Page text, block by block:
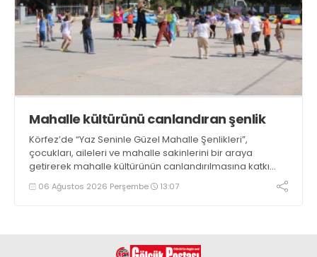
Mahalle kültürünü canlandıran şenlik
Körfez’de “Yaz Seninle Güzel Mahalle Şenlikleri”,
çocukları, aileleri ve mahalle sakinlerini bir araya
getirerek mahalle kültürünün canlandırılmasına katkı
sağlıyor
06 Ağustos 2026 Perşembe 13:07